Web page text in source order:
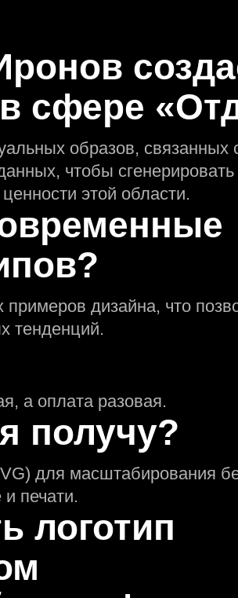
сфере
образов, связанных
чтобы
этой области.
примеров дизайна, что
тенденций.
а оплата разовая.
получу?
для масштабирования
печати.
логотип